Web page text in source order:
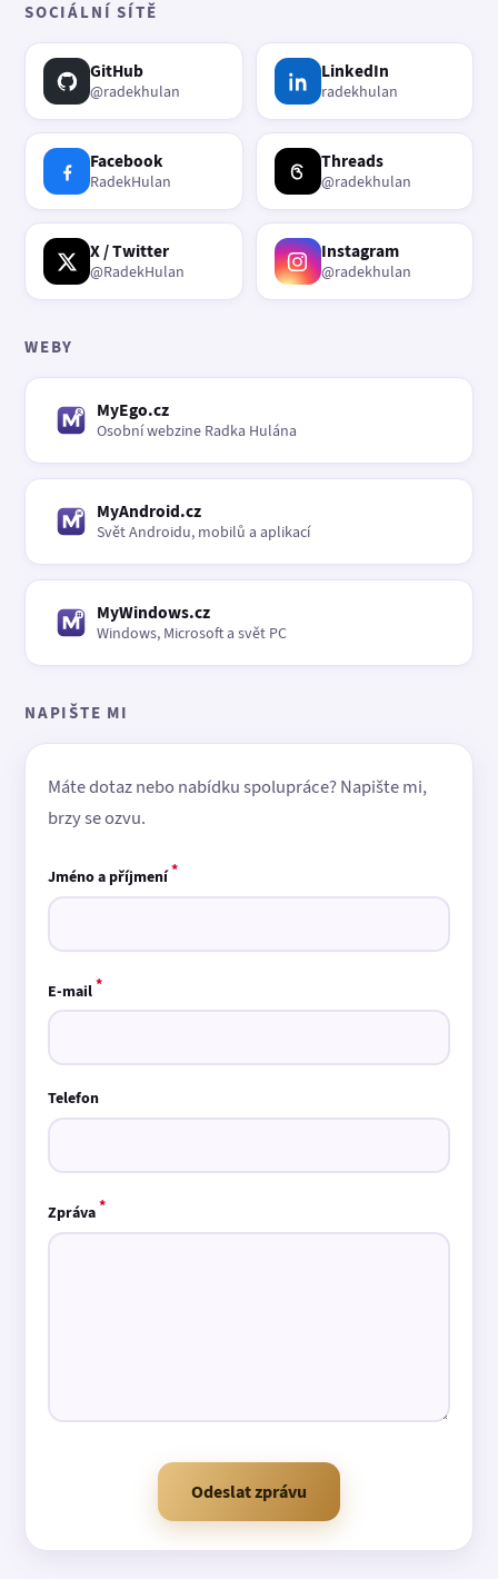
SOCIÁLNÍ SÍTĚ
GitHub
@radekhulan
LinkedIn
radekhulan
Facebook
RadekHulan
Threads
@radekhulan
X / Twitter
@RadekHulan
Instagram
@radekhulan
WEBY
MyEgo.cz
Osobní webzine Radka Hulána
MyAndroid.cz
Svět Androidu, mobilů a aplikací
MyWindows.cz
Windows, Microsoft a svět PC
NAPIŠTE MI
Máte dotaz nebo nabídku spolupráce? Napište mi,
brzy se ozvu.
Jméno a příjmení*
E-mail*
Telefon
Zpráva*
Odeslat zprávu